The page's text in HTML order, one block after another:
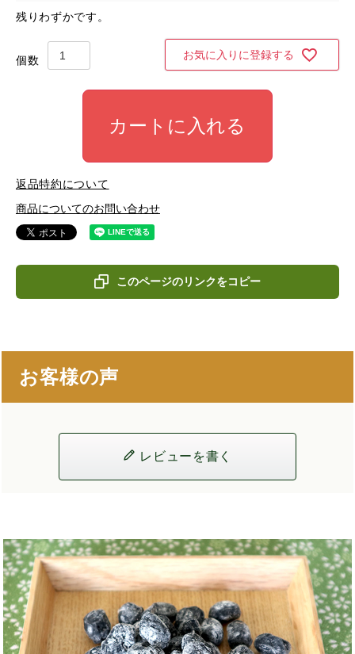
残りわずかです。
お気に入りに登録する
カートに入れる
返品特約について
商品についてのお問い合わせ
このページのリンクをコピー
お客様の声
レビューを書く